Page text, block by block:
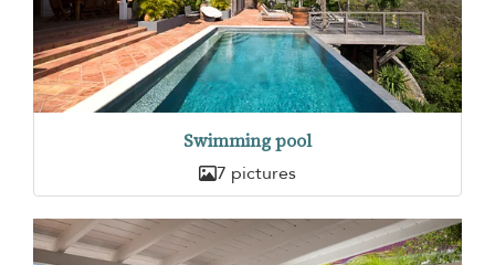
Swimming pool
7 pictures